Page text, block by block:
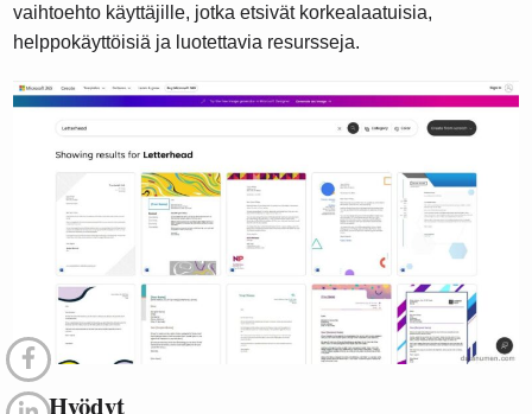
vaihtoehto käyttäjille, jotka etsivät korkealaatuisia,
helppokäyttöisiä ja luotettavia resursseja.
5.1 Hyödyt